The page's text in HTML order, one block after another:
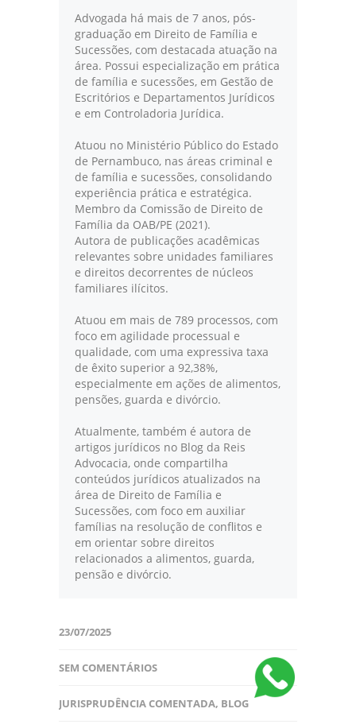
Advogada há mais de 7 anos, pós-
graduação em Direito de Família e
Sucessões, com destacada atuação na
área. Possui especialização em prática
de família e sucessões, em Gestão de
Escritórios e Departamentos Jurídicos
e em Controladoria Jurídica.
Atuou no Ministério Público do Estado
de Pernambuco, nas áreas criminal e
de família e sucessões, consolidando
experiência prática e estratégica.
Membro da Comissão de Direito de
Família da OAB/PE (2021).
Autora de publicações acadêmicas
relevantes sobre unidades familiares
e direitos decorrentes de núcleos
familiares ilícitos.
Atuou em mais de 789 processos, com
foco em agilidade processual e
qualidade, com uma expressiva taxa
de êxito superior a 92,38%,
especialmente em ações de alimentos,
pensões, guarda e divórcio.
Atualmente, também é autora de
artigos jurídicos no Blog da Reis
Advocacia, onde compartilha
conteúdos jurídicos atualizados na
área de Direito de Família e
Sucessões, com foco em auxiliar
famílias na resolução de conflitos e
em orientar sobre direitos
relacionados a alimentos, guarda,
pensão e divórcio.
23/07/2025
SEM COMENTÁRIOS
JURISPRUDÊNCIA COMENTADA, BLOG